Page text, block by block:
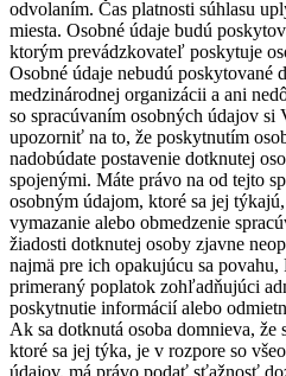
odvolaním. Čas platnosti súhlasu
miesta. Osobné údaje budú
ktorým prevádzkovateľ poskytuje
Osobné údaje nebudú poskytované
medzinárodnej organizácii a ani
so spracúvaním osobných údajov si
upozorniť na to, že poskytnutím
nadobúdate postavenie dotknutej
spojenými. Máte právo na od tejto
osobným údajom, ktoré sa jej
vymazanie alebo obmedzenie
žiadosti dotknutej osoby zjavne
najmä pre ich opakujúcu sa
primeraný poplatok zohľadňujúci
poskytnutie informácií alebo
Ak sa dotknutá osoba domnieva, že
ktoré sa jej týka, je v rozpore so
údajov, má právo podať sťažnosť